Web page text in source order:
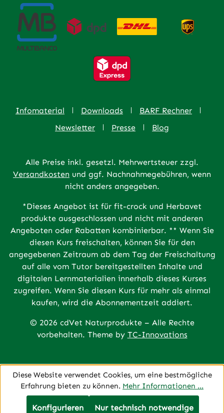
Infomaterial Downloads
BARF Rechner
Newsletter
Presse Blog
Alle Preise inkl. gesetzl. Mehrwertsteuer zzgl.
Versandkosten und ggf. Nachnahmegebühren, wenn
nicht anders angegeben.
*Dieses Angebot ist für fit-crock und Herbavet
produkte ausgeschlossen und nicht mit anderen
Angeboten oder Rabatten kombinierbar. ** Wenn Sie
diesen Kurs freischalten, können Sie für den
angegebenen Zeitraum ab dem Tag der Freischaltung
auf alle vom Tutor bereitgestellten Inhalte und
digitalen Lernmaterialien innerhalb dieses Kurses
zugreifen. Wenn Sie diesen Kurs für mehr als einmal
kaufen, wird die Abonnementzeit addiert.
© 2026 cdVet Naturprodukte – Alle Rechte
vorbehalten. Theme by TC-Innovations
Diese Website verwendet Cookies, um eine bestmögliche
Erfahrung bieten zu können. Mehr Informationen ...
Nur technisch notwendige
Konfigurieren